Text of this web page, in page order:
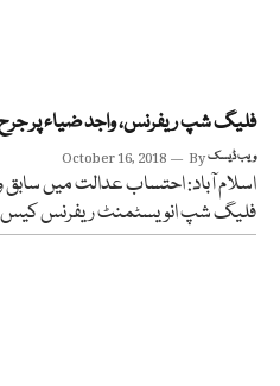
فلیگ شپ ریفرنس، واجد ضیاء پر
October 16, 2018 Byویب ڈیسک
اسلام آباد: احتساب عدالت میں
فلیگ شپ انویسٹمنٹ ریفرنس